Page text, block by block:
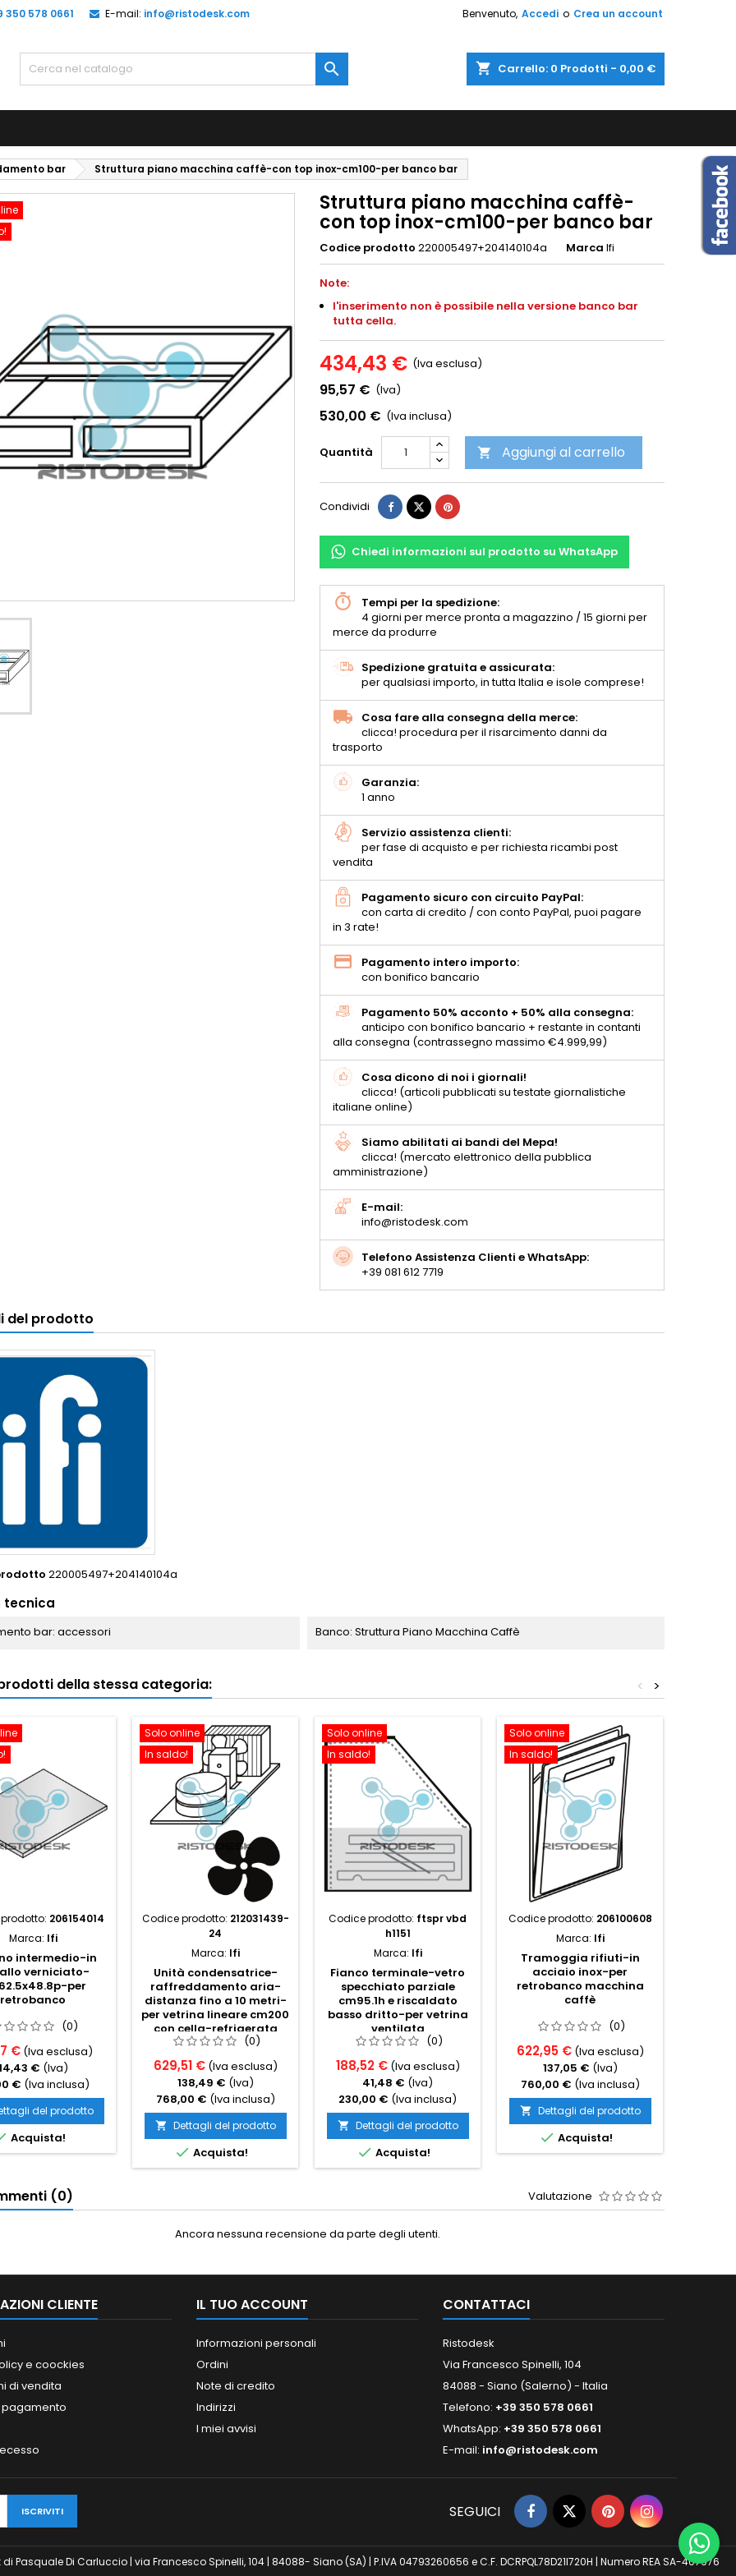
350 578 0661 E-mail: info@ristodesk.com Benvenuto, Accedi o Crea un account
shopping_cart Carrello: 0 Prodotti - 0,00 €

bar Struttura piano macchina caffè-con top inox-cm100-per banco bar
Struttura piano macchina caffè-
con top inox-cm100-per banco bar
Codice prodotto 220005497+204140104a Marca Ifi
Note:
l'inserimento non è possibile nella versione banco bar
tutta cella.
434,43 € (Iva esclusa)
95,57 € (Iva)
530,00 € (Iva inclusa)
Quantità  Aggiungi al carrello
Condividi
Chiedi informazioni sul prodotto su WhatsApp
Tempi per la spedizione:
4 giorni per merce pronta a magazzino / 15 giorni per
merce da produrre
Spedizione gratuita e assicurata:
per qualsiasi importo, in tutta Italia e isole comprese!
Cosa fare alla consegna della merce:
clicca! procedura per il risarcimento danni da
trasporto
Garanzia:
1 anno
Servizio assistenza clienti:
per fase di acquisto e per richiesta ricambi post
vendita
Pagamento sicuro con circuito PayPal:
con carta di credito / con conto PayPal, puoi pagare
in 3 rate!
Pagamento intero importo:
con bonifico bancario
Pagamento 50% acconto + 50% alla consegna:
anticipo con bonifico bancario + restante in contanti
alla consegna (contrassegno massimo €4.999,99)
Cosa dicono di noi i giornali!
clicca! (articoli pubblicati su testate giornalistiche
italiane online)
Siamo abilitati ai bandi del Mepa!
clicca! (mercato elettronico della pubblica
amministrazione)
E-mail:
info@ristodesk.com
Telefono Assistenza Clienti e WhatsApp:
+39 081 612 7719
del prodotto
220005497+204140104a
tecnica
bar: accessori Banco: Struttura Piano Macchina Caffè
della stessa categoria: >
<
206154014
Marca: Ifi
intermedio-in
verniciato-
per
retrobanco
(0)
€ (Iva esclusa)
€ (Iva)
€ (Iva inclusa)
del prodotto
Acquista!
Solo online
In saldo!
Codice prodotto: 212031439-
24
Marca: Ifi
Unità condensatrice-
raffreddamento aria-
distanza fino a 10 metri-
per vetrina lineare cm200
con cella-refrigerata
ventilata (0)
629,51 € (Iva esclusa)
138,49 € (Iva)
768,00 € (Iva inclusa)
 Dettagli del prodotto
 Acquista!
Solo online
In saldo!
Codice prodotto: ftspr vbd
h1151
Marca: Ifi
Fianco terminale-vetro
specchiato parziale
cm95.1h e riscaldato
basso dritto-per vetrina
ventilata
(0)
188,52 € (Iva esclusa)
41,48 € (Iva)
230,00 € (Iva inclusa)
 Dettagli del prodotto
 Acquista!
Solo online
In saldo!
Codice prodotto: 206100608
Marca: Ifi
Tramoggia rifiuti-in
acciaio inox-per
retrobanco macchina
caffè
(0)
622,95 € (Iva esclusa)
137,05 € (Iva)
760,00 € (Iva inclusa)
 Dettagli del prodotto
 Acquista!
(0) Valutazione
Ancora nessuna recensione da parte degli utenti.
CLIENTE
e coockies
di vendita
pagamento
IL TUO ACCOUNT
Informazioni personali
Ordini
Note di credito
Indirizzi
I miei avvisi
CONTATTACI
Ristodesk
Via Francesco Spinelli, 104
84088 - Siano (Salerno) - Italia
Telefono: +39 350 578 0661
WhatsApp: +39 350 578 0661
E-mail: info@ristodesk.com
SEGUICI
Di Carluccio | via Francesco Spinelli, 104 | 84088- Siano (SA) | P.IVA 04793260656 e C.F. DCRPQL78D21I720H | Numero REA SA-407976